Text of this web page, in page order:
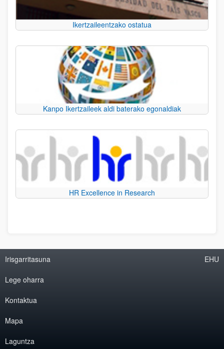
Ikertzaileentzako ostatua
Kanpo Ikertzaileek aldi baterako egonaldiak
HR Excellence in Research
Irisgarritasuna
Lege oharra
Kontaktua
Mapa
Laguntza
EHU